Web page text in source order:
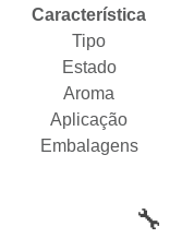
Característica
Tipo
Estado
Aroma
Aplicação
Embalagens
🔧